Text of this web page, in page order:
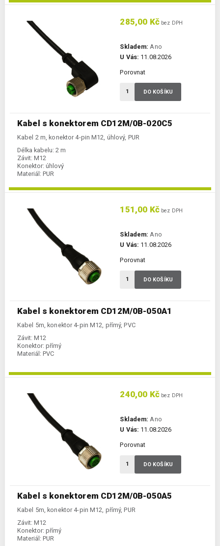
Kabel s konektorem CD12M/0B-020C5
Kabel 2 m, konektor 4-pin M12, úhlový, PUR
Délka kabelu: 2 m
Závit: M12
Konektor: úhlový
Materiál: PUR
285,00 Kč bez DPH
Skladem: Ano
U Vás: 11.08.2026
Porovnat
DO KOŠÍKU
Kabel s konektorem CD12M/0B-050A1
Kabel 5m, konektor 4-pin M12, přímý, PVC
Závit: M12
Konektor: přímý
Materiál: PVC
151,00 Kč bez DPH
Skladem: Ano
U Vás: 11.08.2026
Porovnat
DO KOŠÍKU
Kabel s konektorem CD12M/0B-050A5
Kabel 5m, konektor 4-pin M12, přímý, PUR
Závit: M12
Konektor: přímý
Materiál: PUR
240,00 Kč bez DPH
Skladem: Ano
U Vás: 11.08.2026
Porovnat
DO KOŠÍKU